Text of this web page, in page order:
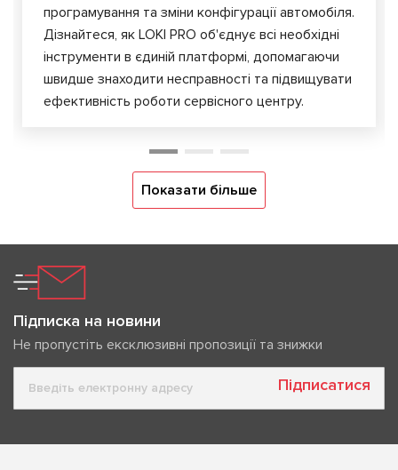
програмування та зміни конфігурації автомобіля.
Дізнайтеся, як LOKI PRO об'єднує всі необхідні
інструменти в єдиній платформі, допомагаючи
швидше знаходити несправності та підвищувати
ефективність роботи сервісного центру.
Показати більше
Підписка на новини
Не пропустіть ексклюзивні пропозиції та знижки
Підписатися